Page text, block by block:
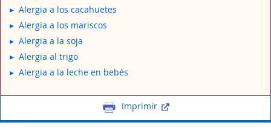
Alergia a los cacahuetes
Alergia a los mariscos
Alergia a la soja
Alergia al trigo
Alergia a la leche en bebés
Imprimir